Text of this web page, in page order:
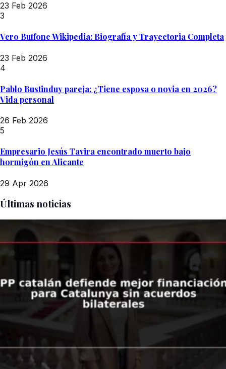
23 Feb 2026
3
Vero Buffone Wikipedia: Biografía y Trayectoria Completa
23 Feb 2026
4
Pablo Bustinduy pareja: ¿Tiene esposa o novia en 2026?
Vida personal
26 Feb 2026
5
Empresario Jesús Tavira encontrado muerto bajo
hormigón en Alicante
29 Apr 2026
Últimas noticias